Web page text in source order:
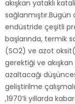
akışkan yataklı
endüstride çeşitli
başlarında, termik
(SO2) ve azot
gerektiği ve
azaltacağı
geliştirilme
,1970’li yıllarda